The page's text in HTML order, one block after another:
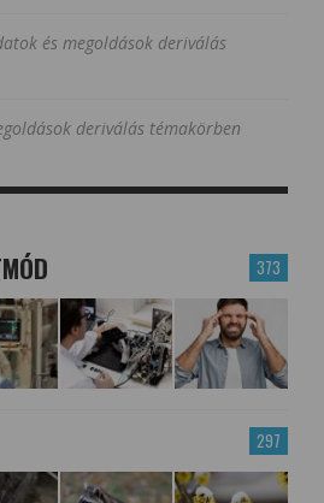
és megoldások deriválás
deriválás témakörben
373
297